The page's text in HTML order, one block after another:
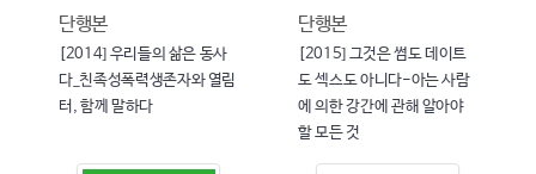
단행본
[2014] 우리들의 삶은 동사
다_친족성폭력생존자와 열림
터, 함께 말하다
단행본
[2015] 그것은 썸도 데이트
도 섹스도 아니다-아는 사람
에 의한 강간에 관해 알아야
할 모든 것